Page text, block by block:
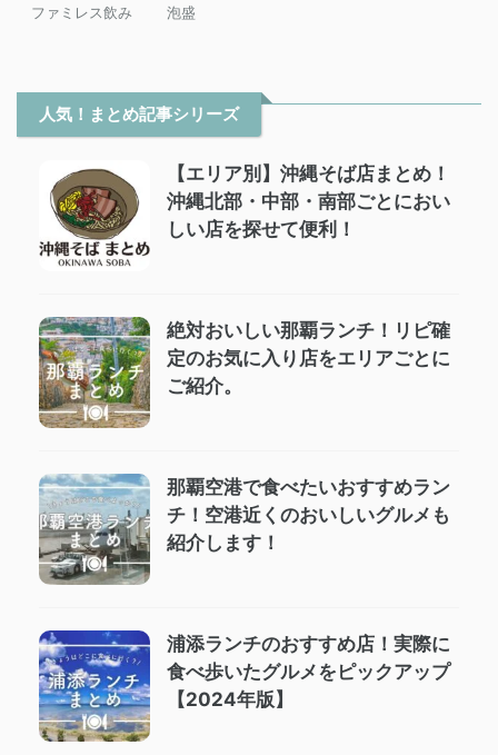
ファミレス飲み 泡盛
人気！まとめ記事シリーズ
【エリア別】沖縄そば店まとめ！
沖縄北部・中部・南部ごとにおい
しい店を探せて便利！
絶対おいしい那覇ランチ！リピ確
定のお気に入り店をエリアごとに
ご紹介。
那覇空港で食べたいおすすめラン
チ！空港近くのおいしいグルメも
紹介します！
浦添ランチのおすすめ店！実際に
食べ歩いたグルメをピックアップ
【2024年版】